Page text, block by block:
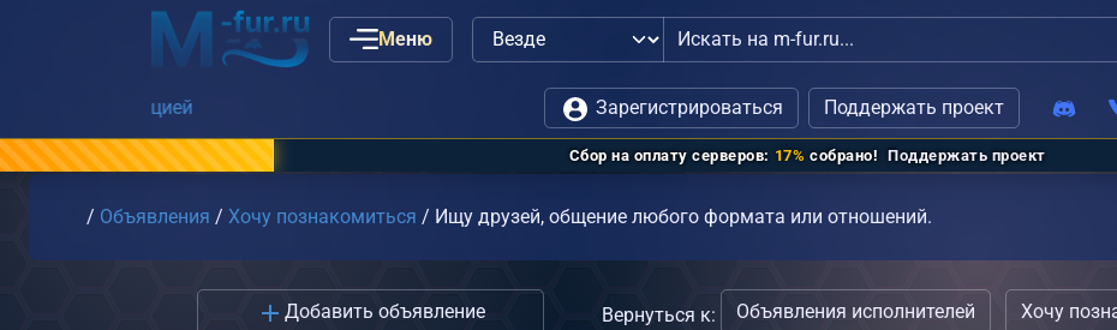
Меню
Наши вакансииилисвязь с администрацией
Зарегистрироваться Поддержать проект
Сбор на оплату серверов: 17% собрано! Поддержать проект
Главная
/ Объявления / Хочу познакомиться / Ищу друзей, общение любого формата или отношений.
Добавить объявление Вернуться к: Объявления исполнителей Хочу